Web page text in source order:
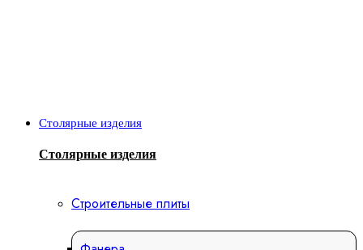
Столярные изделия
Столярные изделия
Строительные плиты